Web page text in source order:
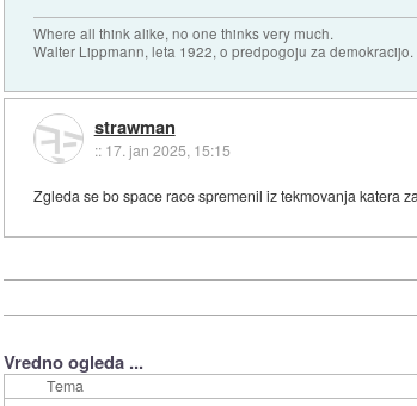
Where all think alike, no one thinks very much.
Walter Lippmann, leta 1922, o predpogoju za demokracijo.
strawman
:: 17. jan 2025, 15:15
Zgleda se bo space race spremenil iz tekmovanja katera
Vredno ogleda ...
Tema